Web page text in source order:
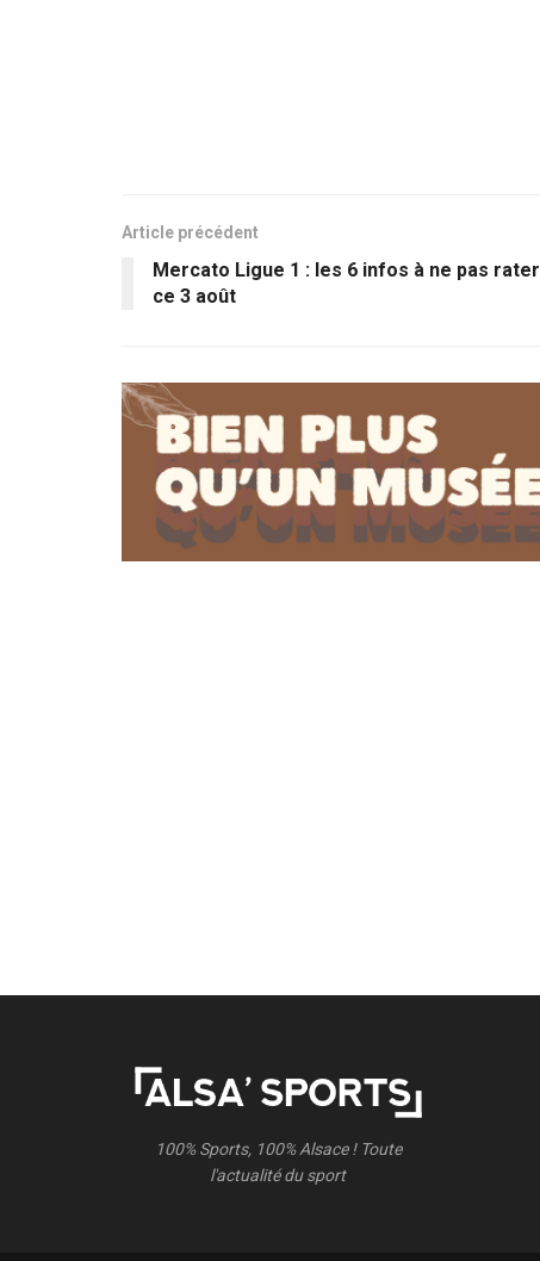
Article précédent
Mercato Ligue 1 : les 6 infos à ne pas rater
ce 3 août
100% Sports, 100% Alsace ! Toute
l'actualité du sport